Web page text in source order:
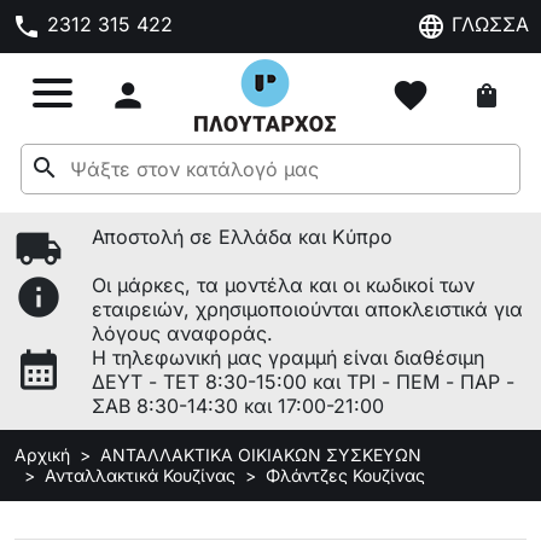
phone 2312 315 422 language ΓΛΩΣΣΑ
 favorite shopping_bag
search
local_shipping Αποστολή σε Ελλάδα και Κύπρο
info
Οι μάρκες, τα μοντέλα και οι κωδικοί των
εταιρειών, χρησιμοποιούνται αποκλειστικά για
λόγους αναφοράς.
calendar_month
Η τηλεφωνική μας γραμμή είναι διαθέσιμη
ΔΕΥΤ - ΤΕΤ 8:30-15:00 και ΤΡΙ - ΠΕΜ - ΠΑΡ -
ΣΑΒ 8:30-14:30 και 17:00-21:00
Αρχική
ΑΝΤΑΛΛΑΚΤΙΚΑ ΟΙΚΙΑΚΩΝ ΣΥΣΚΕΥΩΝ
Ανταλλακτικά Κουζίνας
Φλάντζες Κουζίνας